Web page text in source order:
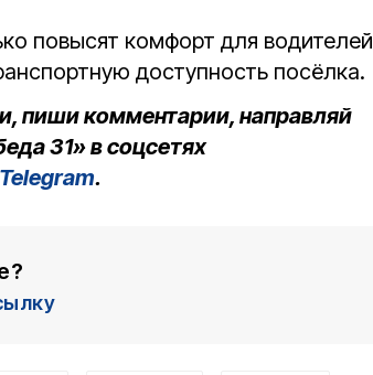
повысят комфорт для водителей
доступность посёлка.
пиши комментарии, направляй
31» в соцсетях
Telegram.